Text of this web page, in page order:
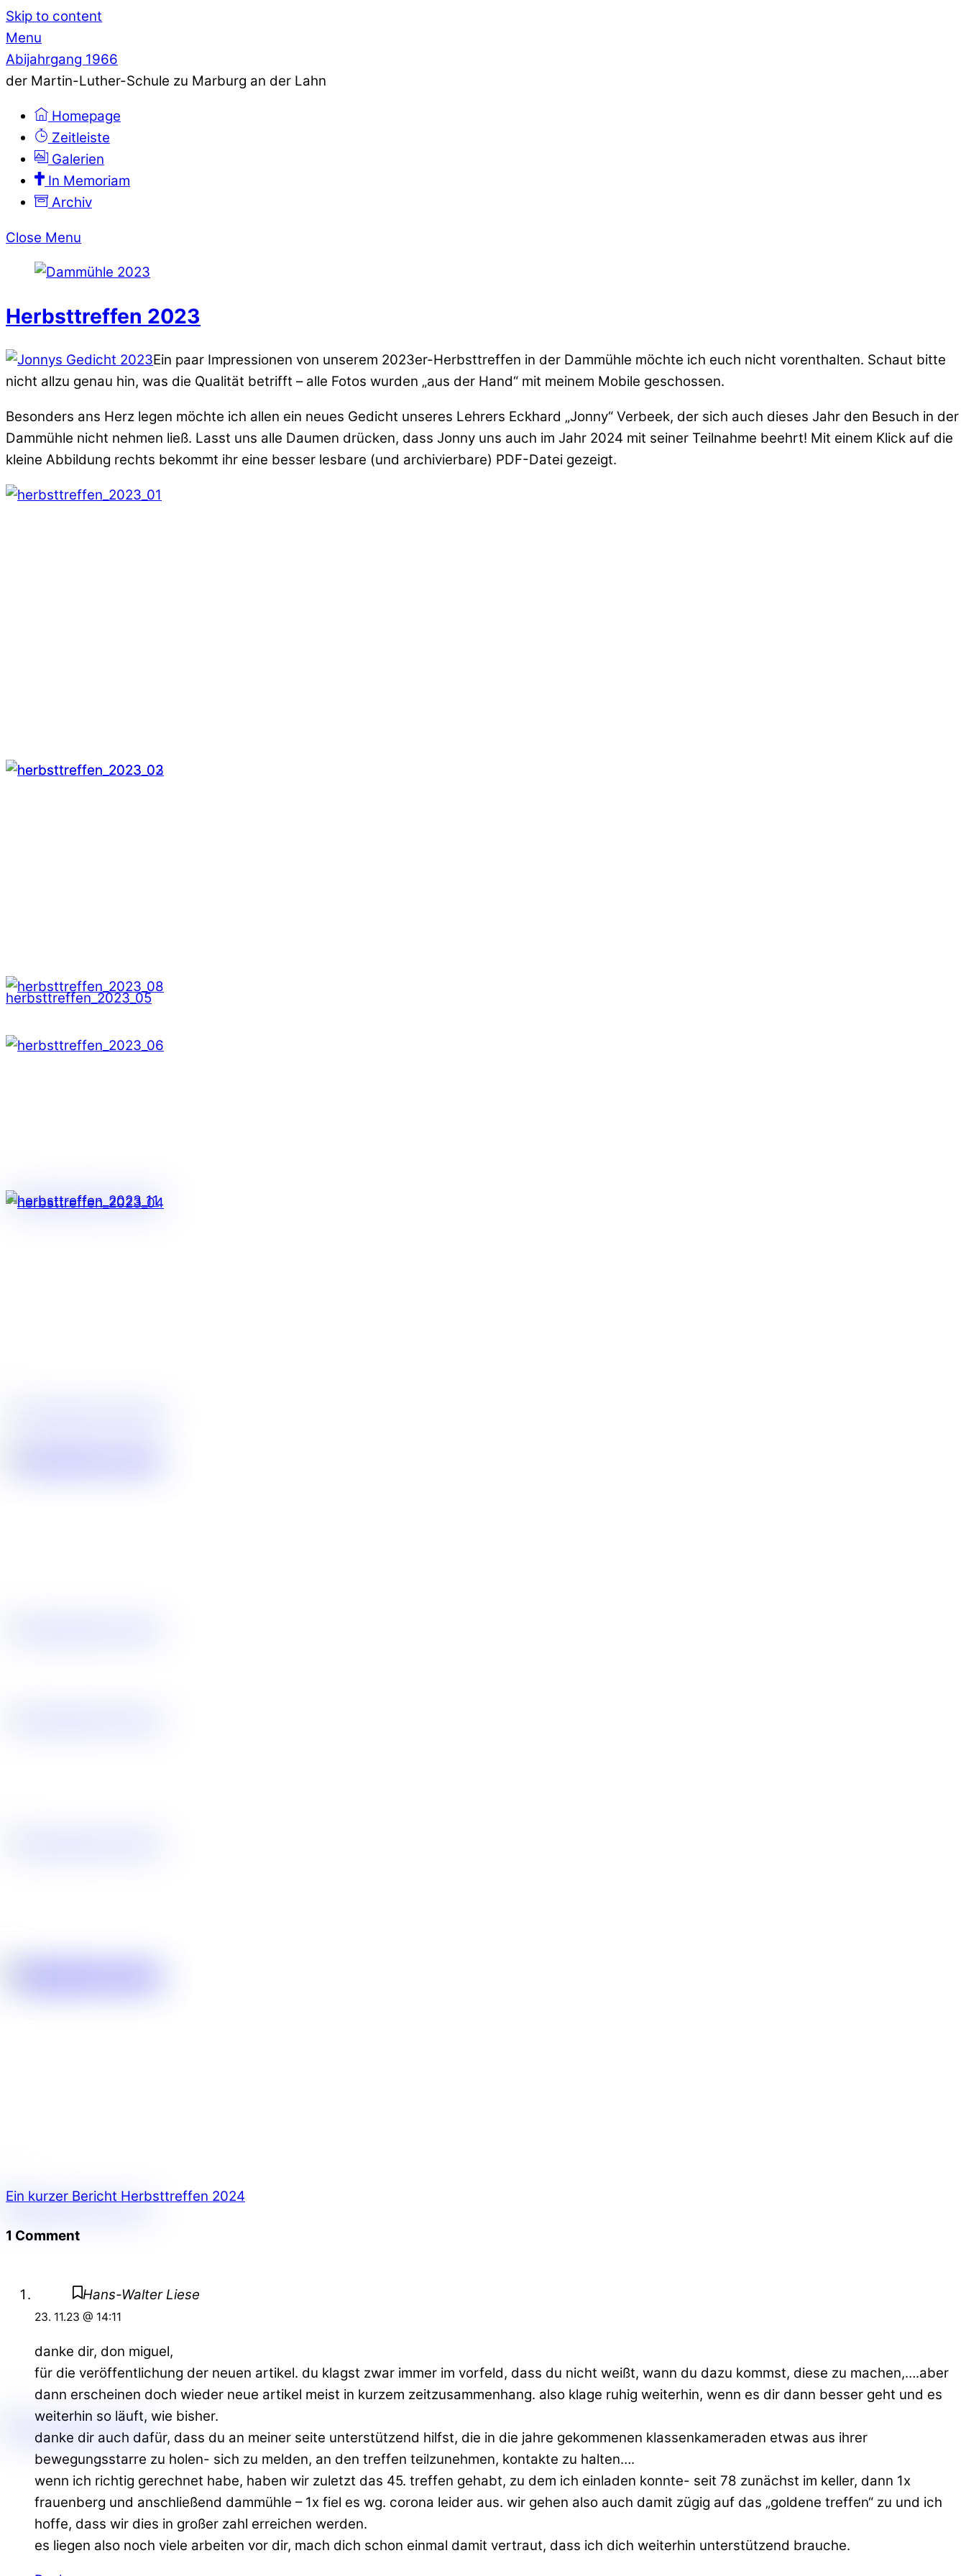
Skip to content
Menu
Abijahrgang 1966
der Martin-Luther-Schule zu Marburg an der Lahn
Homepage
Zeitleiste
Galerien
In Memoriam
Archiv
Close Menu
Herbsttreffen 2023
Ein paar Impressionen von unserem 2023er-Herbsttreffen in der Dammühle möchte ich euch nicht vorenthalten. Schaut bitte
nicht allzu genau hin, was die Qualität betrifft – alle Fotos wurden „aus der Hand“ mit meinem Mobile geschossen.
Besonders ans Herz legen möchte ich allen ein neues Gedicht unseres Lehrers Eckhard „Jonny“ Verbeek, der sich auch dieses Jahr den Besuch in der
Dammühle nicht nehmen ließ. Lasst uns alle Daumen drücken, dass Jonny uns auch im Jahr 2024 mit seiner Teilnahme beehrt! Mit einem Klick auf die
kleine Abbildung rechts bekommt ihr eine besser lesbare (und archivierbare) PDF-Datei gezeigt.
Ein kurzer Bericht Herbsttreffen 2024
1 Comment
Hans-Walter Liese
23. 11.23 @ 14:11
danke dir, don miguel,
für die veröffentlichung der neuen artikel. du klagst zwar immer im vorfeld, dass du nicht weißt, wann du dazu kommst, diese zu machen,….aber
dann erscheinen doch wieder neue artikel meist in kurzem zeitzusammenhang. also klage ruhig weiterhin, wenn es dir dann besser geht und es
weiterhin so läuft, wie bisher.
danke dir auch dafür, dass du an meiner seite unterstützend hilfst, die in die jahre gekommenen klassenkameraden etwas aus ihrer
bewegungsstarre zu holen- sich zu melden, an den treffen teilzunehmen, kontakte zu halten….
wenn ich richtig gerechnet habe, haben wir zuletzt das 45. treffen gehabt, zu dem ich einladen konnte- seit 78 zunächst im keller, dann 1x
frauenberg und anschließend dammühle – 1x fiel es wg. corona leider aus. wir gehen also auch damit zügig auf das „goldene treffen“ zu und ich
hoffe, dass wir dies in großer zahl erreichen werden.
es liegen also noch viele arbeiten vor dir, mach dich schon einmal damit vertraut, dass ich dich weiterhin unterstützend brauche.